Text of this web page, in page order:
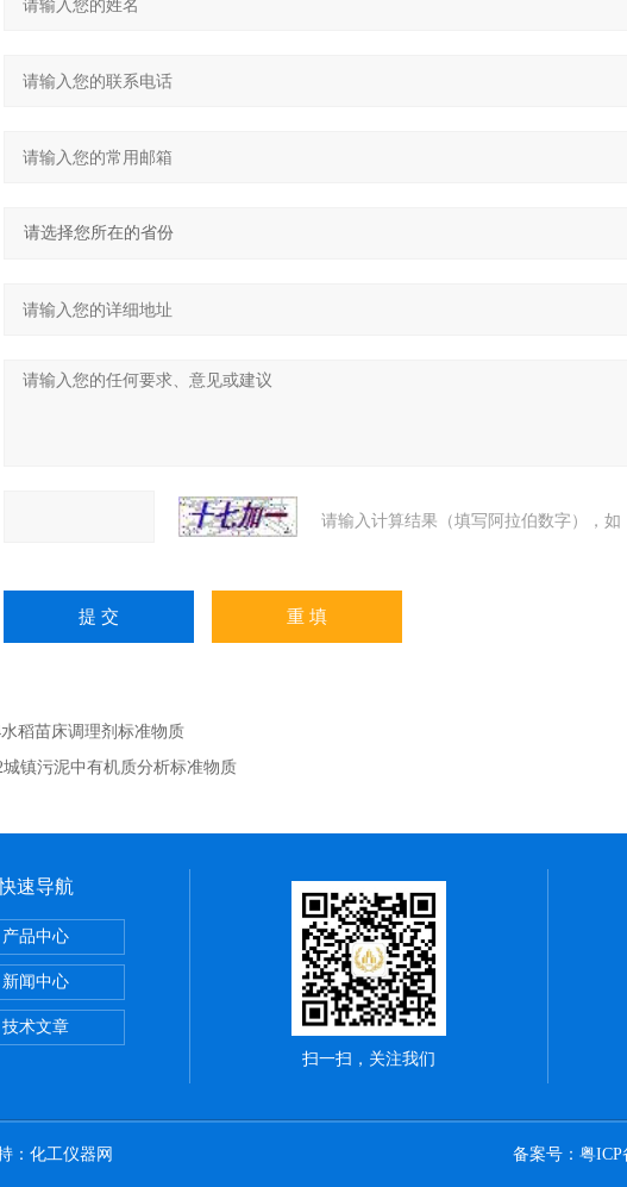
请输入计算结果（填写阿拉伯数字），如
稻苗床调理剂标准物质
城镇污泥中有机质分析标准物质
、镉成分分析标准物质
质
分析标准物质
速导航
产品中心
新闻中心
技术文章
扫一扫，关注我们
： 化工仪器网 备案号：粤ICP